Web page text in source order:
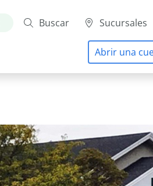
Buscar Sucursales
Abrir una